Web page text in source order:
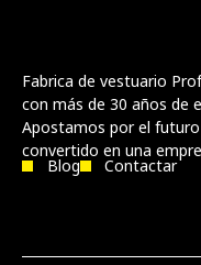
Fabrica de vestuario
con más de 30 años de
Apostamos por el
convertido en una
Blog Contactar